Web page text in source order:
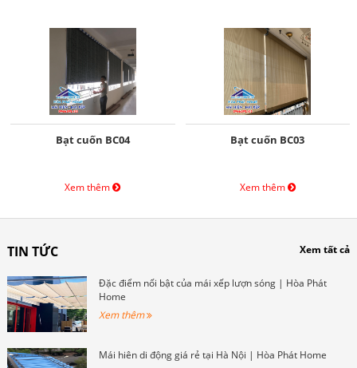
Bạt cuốn BC04
Xem thêm
Bạt cuốn BC03
Xem thêm
TIN TỨC Xem tất cả
Đặc điểm nổi bật của mái xếp lượn sóng | Hòa Phát
Home
Xem thêm
Mái hiên di động giá rẻ tại Hà Nội | Hòa Phát Home